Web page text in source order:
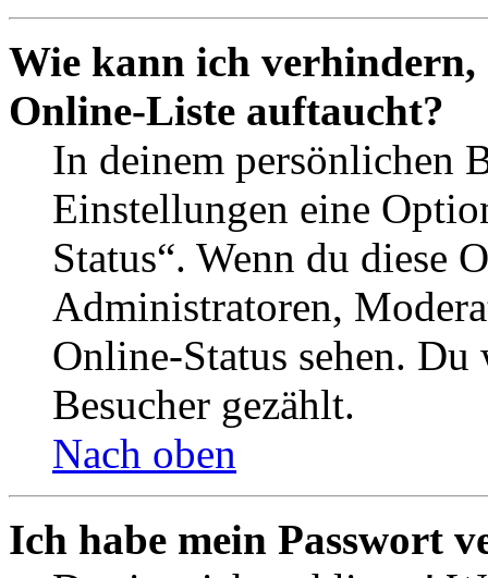
Wie kann ich verhindern,
Online-Liste auftaucht?
In deinem persönlichen
Einstellungen eine
Status“. Wenn du diese
Administratoren,
Online-Status sehen.
Besucher gezählt.
Nach oben
Ich habe mein Passwort